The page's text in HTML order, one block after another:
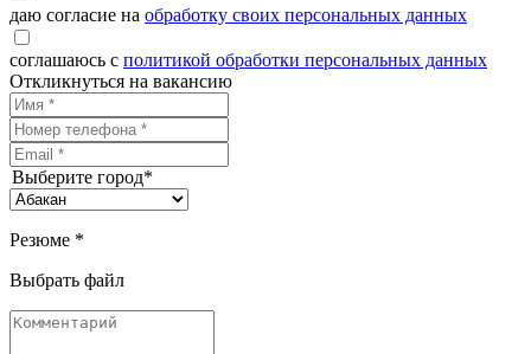
даю согласие на обработку своих персональных данных
соглашаюсь с политикой обработки персональных данных
Откликнуться на вакансию
Выберите город*
Резюме *
Выбрать файл